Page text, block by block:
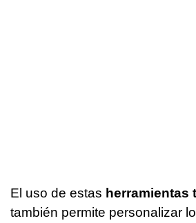
El uso de estas herramientas
también permite personalizar